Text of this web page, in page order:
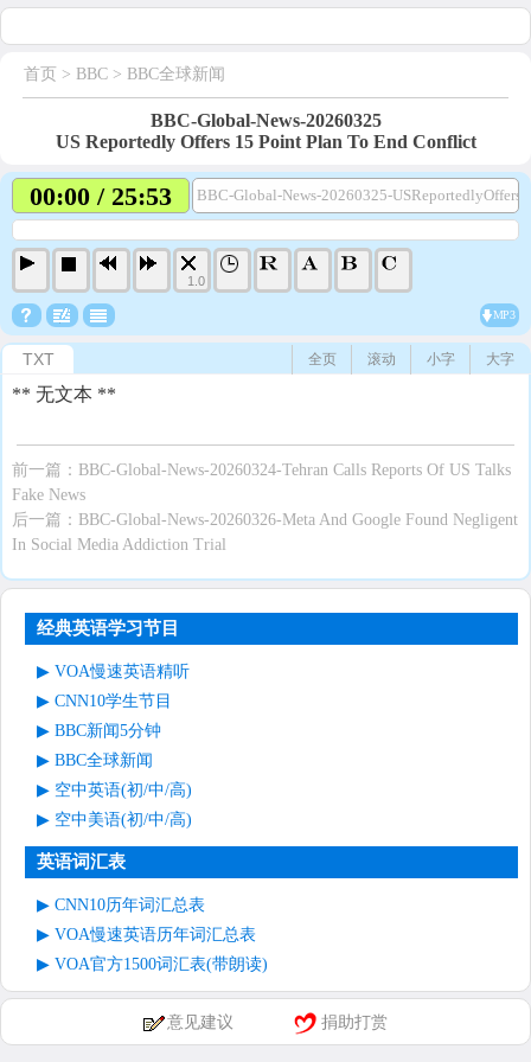
首页 > BBC > BBC全球新闻
BBC-Global-News-20260325
US Reportedly Offers 15 Point Plan To End Conflict
00:00 / 25:53 BBC-Global-News-20260325-
1.0
MP3
TXT 大字
小字
滚动
全页
** 无文本 **
前一篇： BBC-Global-News-20260324-Tehran Calls Reports Of US Talks
Fake News
后一篇： BBC-Global-News-20260326-Meta And Google Found Negligent
In Social Media Addiction Trial
经典英语学习节目
VOA慢速英语精听
CNN10学生节目
BBC新闻5分钟
BBC全球新闻
空中英语(初/中/高)
空中美语(初/中/高)
英语词汇表
CNN10历年词汇总表
VOA慢速英语历年词汇总表
VOA官方1500词汇表(带朗读)
意见建议 捐助打赏